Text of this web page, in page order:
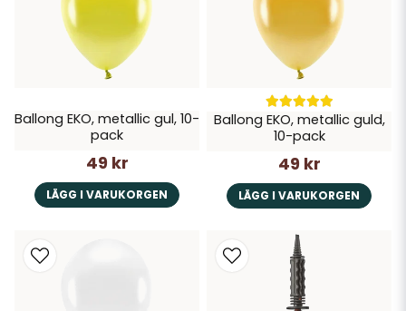
Ballong EKO, metallic gul, 10-
pack
49 kr
LÄGG I VARUKORGEN
Ballong EKO, metallic guld,
10-pack
49 kr
LÄGG I VARUKORGEN